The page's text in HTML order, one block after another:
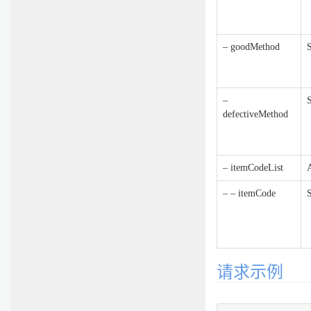
– goodMethod
–
defectiveMethod
– itemCodeList
– – itemCode
请求示例